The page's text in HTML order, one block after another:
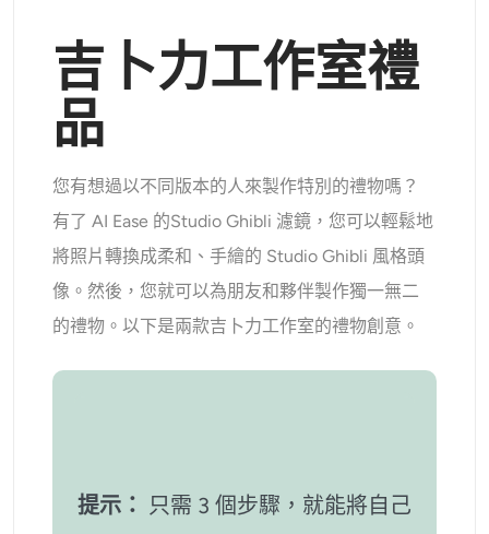
吉卜力工作室禮
品
您有想過以不同版本的人來製作特別的禮物嗎？
有了 AI Ease 的Studio Ghibli 濾鏡 ，您可以輕鬆地
將照片轉換成柔和、手繪的 Studio Ghibli 風格頭
像。然後，您就可以為朋友和夥伴製作獨一無二
的禮物。以下是兩款吉卜力工作室的禮物創意。
提示： 只需 3 個步驟，就能將自己